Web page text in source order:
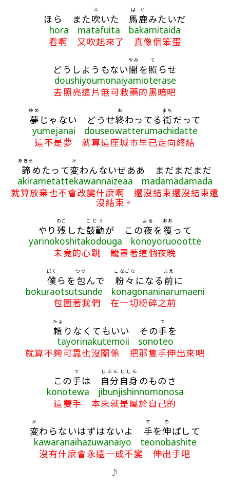
ほら また吹
ふ
いた 馬鹿
ばか
みたいだ
hora matafuita bakamitaida
看啊 又吹起來了 真像個笨蛋
どうしようもない闇
やみ
を照
て
らせ
doushiyoumonaiyamioterase
去照亮這片無可救藥的黑暗吧
夢
ゆめ
じゃない どうせ終
お
わってる街
まち
だって
yumejanai douseowatterumachidatte
這不是夢 就算這座城市早已走向終結
諦
あきら
めたって変
か
わんないぜああ まだまだまだ
akirametattekawannaizeaa madamadamada
就算放棄也不會改變什麼啊 還沒結束還沒結束還
沒結束。
やり 残
のこ
した鼓動
こどう
が この夜
よる
を覆
おお
って
yarinokoshitakodouga konoyoruoootte
未竟的心跳 籠罩著這個夜晚
僕
ぼく
らを 包
つつ
んで 粉々
こなごな
になる 前
まえ
に
bokuraotsutsunde konagonaninarumaeni
包圍著我們 在一切粉碎之前
頼
たよ
りなくてもいい その手
て
を
tayorinakutemoii sonoteo
就算不夠可靠也沒關係 把那隻手伸出來吧
この手
て
は 自分
じぶん
自身
じしん
のものさ
konotewa jibunjishinnomonosa
這雙手 本來就是屬於自己的
変
か
わらないはずはないよ 手
て
を伸
の
ばして
kawaranaihazuwanaiyo teonobashite
沒有什麼會永遠一成不變 伸出手吧
♪